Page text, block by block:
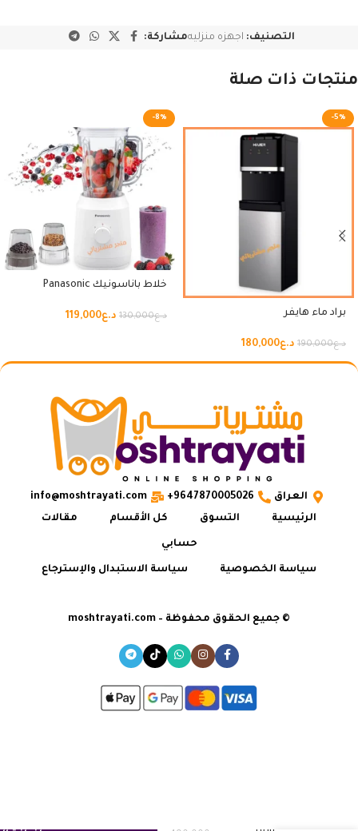
التصنيف: اجهزه منزليهمشاركة:
منتجات ذات صلة
-5%
براد ماء هايفر
د.ع190,000 د.ع180,000
-8%
خلاط باناسونيك Panasonic
د.ع130,000 د.ع119,000
العراق 9647870005026+
info@moshtrayati.com
الرئيسية
التسوق كل الأقسام مقالات
حسابي
سياسة الخصوصية سياسة الاستبدال والإسترجاع
© جميع الحقوق محفوظة – moshtrayati.com